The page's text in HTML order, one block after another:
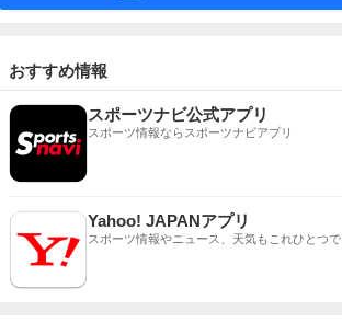
おすすめ情報
スポーツナビ公式アプリ
スポーツ情報ならスポーツナビアプリ
Yahoo! JAPANアプリ
スポーツ情報やニュース、天気もこれひとつで